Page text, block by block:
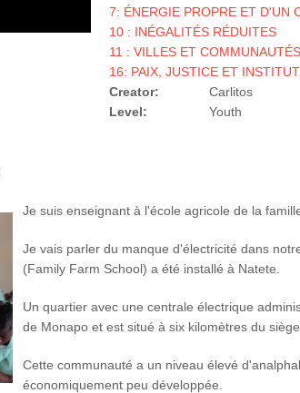
7: ÉNERGIE PROPRE ET D'UN
10 : INÉGALITÉS RÉDUITES
11 : VILLES ET
16: PAIX, JUSTICE ET
Creator:
Carlitos
Level:
Youth
Je suis enseignant à l'école agricole de la
Je vais parler du manque d'électricité dans
(Family Farm School) a été installé à Natete.
Un quartier avec une centrale électrique
de Monapo et est situé à six kilomètres du
Cette communauté a un niveau élevé
économiquement peu développée.